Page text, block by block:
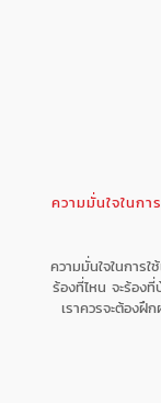
ความมั่นใจในก
ความมั่นใจในการใ
ร้องที่ไหน จะร้อง
เราควรจะต้องฝึ